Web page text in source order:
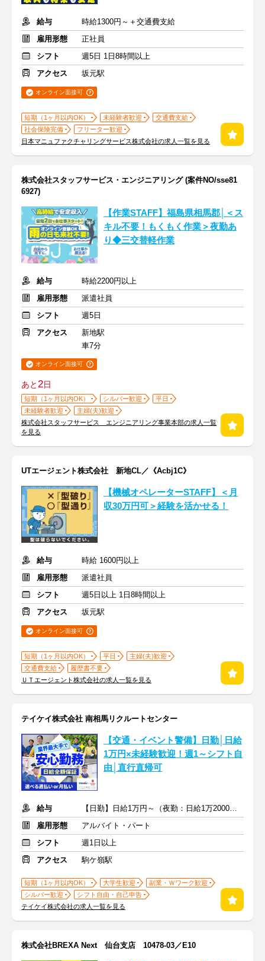
給与
時給1300円～＋交通費支給
雇用形態
正社員
シフト
週5日 1日8時間以上
アクセス
坂元駅
オンライン面接可
短期（1ヶ月以内OK） 未経験者歓迎
交通費支給
社会保険完備
フリーター歓迎
日本マニュファクチャリングサービス株式会社の求人一覧を見る
株式会社スタッフサービス・エンジニアリング (案件NO/sse81
6927)
【作業STAFF】福島県相馬郡│＜ス
キル不要！もくもく作業＞夜勤あ
り◆三交替軽作業
給与
時給2200円以上
雇用形態
派遣社員
シフト
週5日
アクセス
新地駅
車7分
オンライン面接可
あと2日
短期（1ヶ月以内OK） シルバー歓迎
平日
未経験者歓迎
主婦(夫)歓迎
株式会社スタッフサービス エンジニアリング事業本部の求人一覧
を見る
UTエージェント株式会社 新地CL／《Acbj1C》
【機械オペレーターSTAFF】＜月
収30万円可＞経験を活かせる！
給与
時給 1600円以上
雇用形態
派遣社員
シフト
週5日以上 1日8時間以上
アクセス
坂元駅
オンライン面接可
短期（1ヶ月以内OK） 平日
主婦(夫)歓迎
交通費支給
履歴書不要
ＵＴエージェント株式会社の求人一覧を見る
テイケイ株式会社 南相馬リクルートセンター
【交通・イベント警備】日勤│日給
1万円×未経験歓迎！週1～シフト自
由│直行直帰可
給与
【日勤】日給1万円～（夜勤：日給1万2000円～）
雇用形態
アルバイト・パート
シフト
週1日以上
アクセス
駒ケ嶺駅
短期（1ヶ月以内OK） 大学生歓迎
副業・Ｗワーク歓迎
シルバー歓迎
シフト自由・自己申告
テイケイ株式会社の求人一覧を見る
株式会社BREXA Next 仙台支店 10478-03／E10